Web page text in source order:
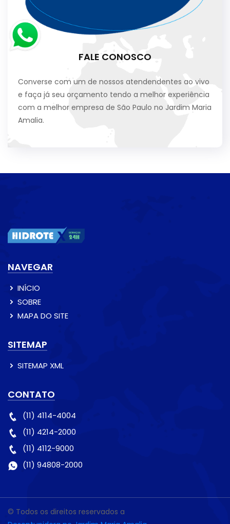
FALE CONOSCO
Converse com um de nossos atendendentes ao vivo
e faça já seu orçamento tendo a melhor experiência
com a melhor empresa de São Paulo no Jardim Maria
Amalia.
NAVEGAR
INÍCIO
SOBRE
MAPA DO SITE
SITEMAP
SITEMAP XML
CONTATO
(11) 4114-4004
(11) 4214-2000
(11) 4112-9000
(11) 94808-2000
© Todos os direitos reservados a